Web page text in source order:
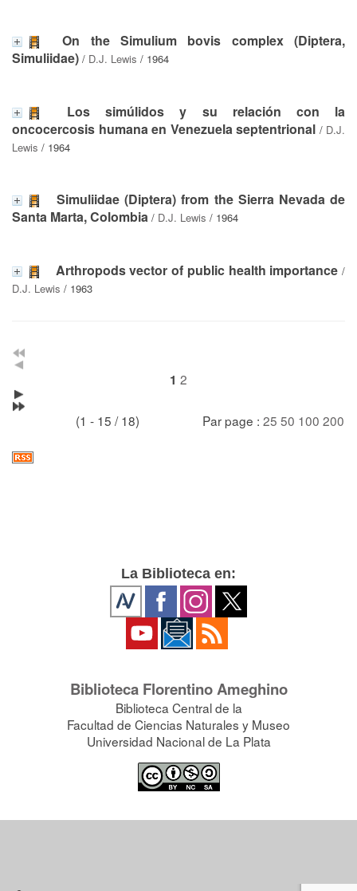
On the Simulium bovis complex (Diptera,
Simuliidae) / D.J. Lewis / 1964
Los simúlidos y su relación con la
oncocercosis humana en Venezuela septentrional / D.J.
Lewis / 1964
Simuliidae (Diptera) from the Sierra Nevada de
Santa Marta, Colombia / D.J. Lewis / 1964
Arthropods vector of public health importance /
D.J. Lewis / 1963
1 2
(1 - 15 / 18) Par page : 25 50 100 200
La Biblioteca en:
Biblioteca Florentino Ameghino
Biblioteca Central de la
Facultad de Ciencias Naturales y Museo
Universidad Nacional de La Plata